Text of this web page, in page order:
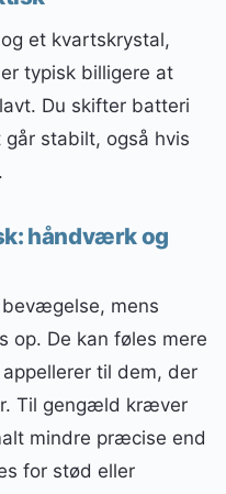
et kvartskrystal,
typisk billigere at
Du skifter batteri
stabilt, også hvis
håndværk og
mens
op. De kan føles mere
til dem, der
Til gengæld kræver
mindre præcise end
for stød eller